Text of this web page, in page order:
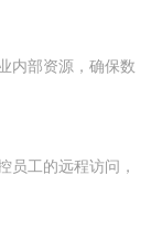
内部资源，确保数
员工的远程访问，